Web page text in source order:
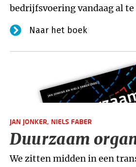
bedrijfsvoering vandaag al
Naar het boek
JAN JONKER, NIELS FABER
Duurzaam
We zitten midden in een